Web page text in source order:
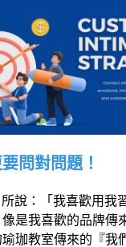
問對問題！
說：「我喜歡用我
是我喜歡的品牌傳
珈教室傳來的『我